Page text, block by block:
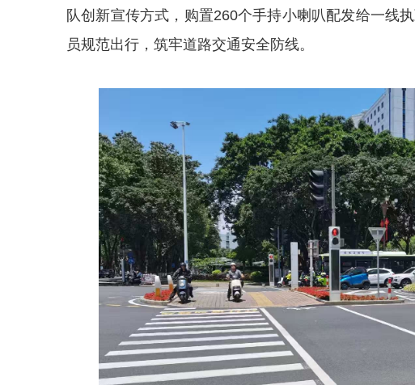
队创新宣传方式，购置260个手持小喇叭配发给一线
员规范出行，筑牢道路交通安全防线。